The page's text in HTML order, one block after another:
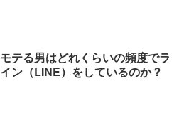
モテる男はどれくらいの頻度でラ
イン（LINE）をしているのか？